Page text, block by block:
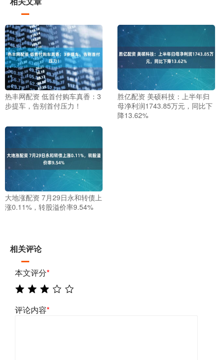
热丰网配资 低首付购车真香：3
步提车，告别首付压力！
胜亿配资 美硕科技：上半年归
母净利润1743.85万元，同比下
降13.62%
大地涨配资 7月29日永和转债上
涨0.11%，转股溢价率9.54%
相关评论
本文评分*
评论内容*